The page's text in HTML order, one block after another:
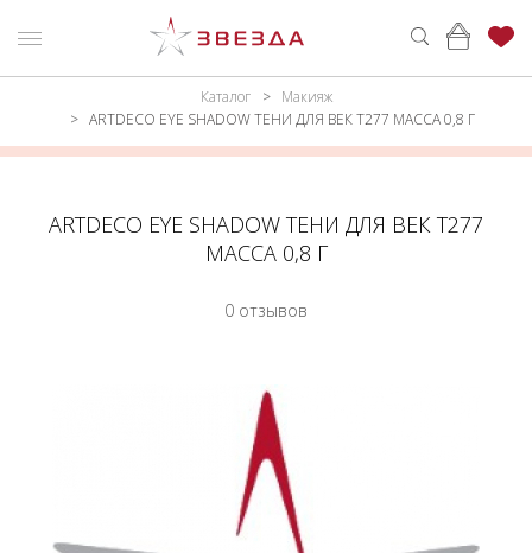
ВОЙТИ
МАКИЯЖ
Каталог
Макияж
ARTDECO EYE SHADOW ТЕНИ ДЛЯ ВЕК Т277 МАССА 0,8 Г
ARTDECO EYE SHADOW ТЕНИ ДЛЯ ВЕК Т277
МАССА 0,8 Г
0 отзывов